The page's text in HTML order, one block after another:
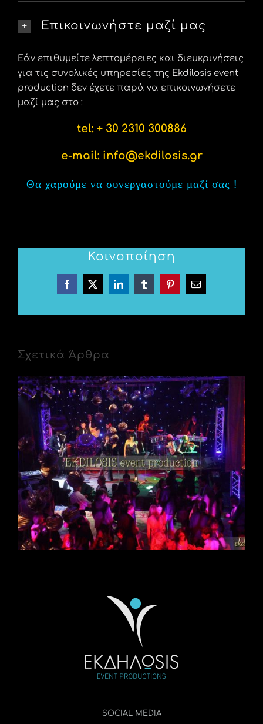
Επικοινωνήστε μαζί μας
Εάν επιθυμείτε λεπτομέρειες και διευκρινήσεις
για τις συνολικές υπηρεσίες της Ekdilosis event
production δεν έχετε παρά να επικοινωνήσετε
μαζί μας στο :
tel: + 30 2310 300886
e-mail: info@ekdilosis.gr
Θα χαρούμε να συνεργαστούμε μαζί σας !
Κοινοποίηση
Facebook
X LinkedInTumblrPinterestEmail
Σχετικά Άρθρα
SOCIAL MEDIA